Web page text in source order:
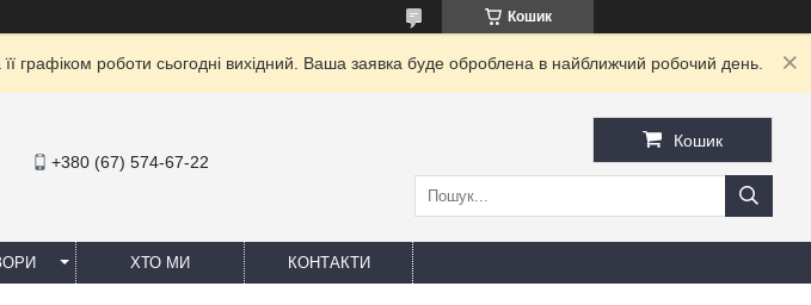
Кошик
графіком роботи сьогодні вихідний. Ваша заявка буде оброблена в найближчий робочий день.
+380 (67) 574-67-22
Кошик
ХТО МИ КОНТАКТИ